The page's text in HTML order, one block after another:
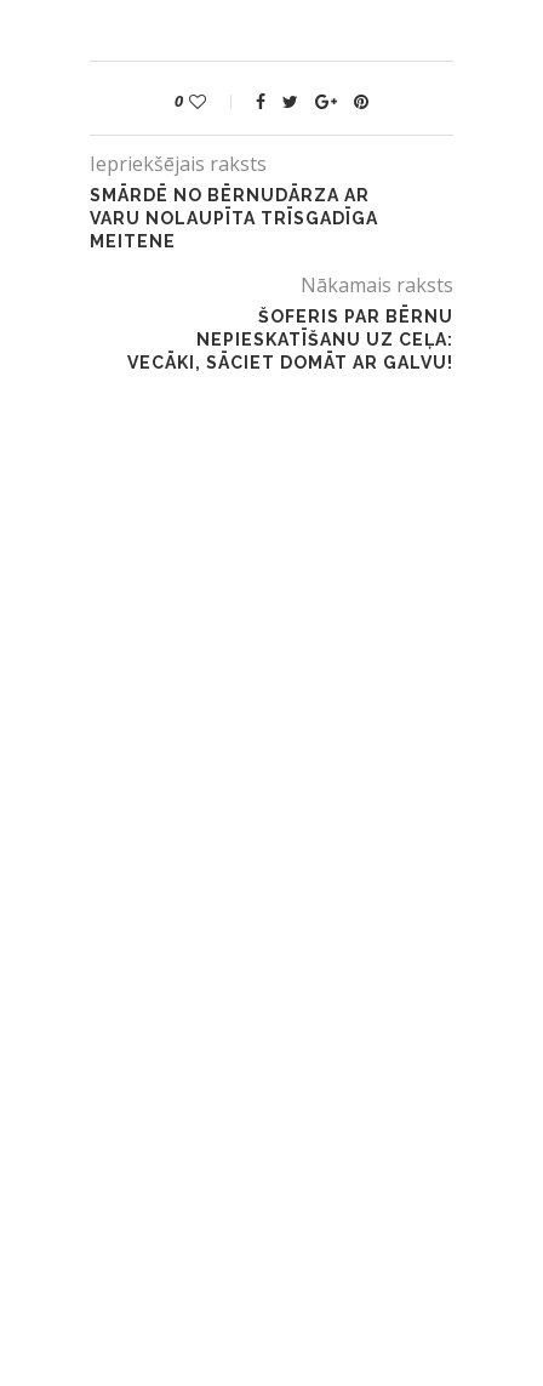
0
Iepriekšējais raksts
SMĀRDĒ NO BĒRNUDĀRZA AR
VARU NOLAUPĪTA TRĪSGADĪGA
MEITENE
Nākamais raksts
ŠOFERIS PAR BĒRNU
NEPIESKATĪŠANU UZ CEĻA:
VECĀKI, SĀCIET DOMĀT AR GALVU!